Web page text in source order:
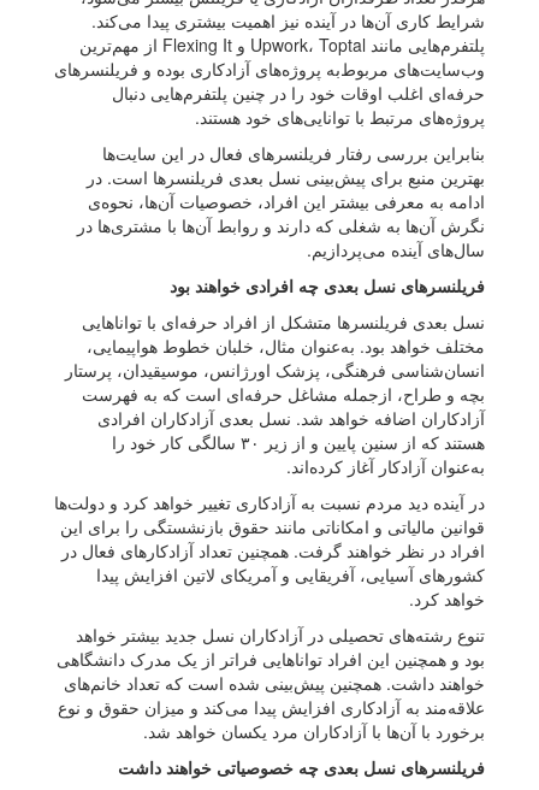
شرایط کاری آن‌ها در آینده نیز اهمیت بیشتری پیدا می‌کند.
پلتفرم‌هایی مانند Upwork، Toptal و Flexing It از مهم‌ترین
وب‌سایت‌های مربوط‌به پروژه‌های آزادکاری بوده و فریلنسرهای
حرفه‌ای اغلب اوقات خود را در چنین پلتفرم‌هایی دنبال
پروژه‌های مرتبط با توانایی‌های خود هستند.
بنابراین بررسی رفتار فریلنسرهای فعال در این سایت‌ها
بهترین منبع برای پیش‌بینی نسل بعدی فریلنسرها است. در
ادامه به معرفی بیشتر این افراد، خصوصیات آن‌ها، نحوه‌ی
نگرش آ‌ن‌ها به شغلی که دارند و روابط آن‌ها با مشتری‌ها در
سال‌های آینده می‌پردازیم.
فریلنسرهای نسل بعدی چه افرادی خواهند بود
نسل بعدی فریلنسرها متشکل از افراد حرفه‌ای با تواناهایی
مختلف خواهد بود. به‌عنوان مثال، خلبان خطوط هواپیمایی،
انسان‌شناسی فرهنگی، پزشک اورژانس، موسیقیدان، پرستار
بچه و طراح، ازجمله مشاغل حرفه‌ای است که به فهرست
آزادکاران اضافه خواهد شد. نسل بعدی آزادکاران افرادی
هستند که از سنین پایین و از زیر ۳۰ سالگی کار خود را
به‌عنوان آزادکار آغاز کرده‌اند.
در آینده دید مردم نسبت به آزادکاری تغییر خواهد کرد و دولت‌ها
قوانین مالیاتی و امکاناتی مانند حقوق بازنشستگی را برای این
افراد در نظر خواهند گرفت. همچنین تعداد آزادکارهای فعال در
کشورهای آسیایی، آفریقایی و آمریکای لاتین افزایش پیدا
خواهد کرد.
تنوع رشته‌های تحصیلی در آزادکاران نسل جدید بیشتر خواهد
بود و همچنین این افراد تواناهایی فراتر از یک مدرک دانشگاهی
خواهند داشت. همچنین پیش‌بینی شده است که تعداد خانم‌های
علاقه‌مند به آزادکاری افزایش پیدا می‌کند و میزان حقوق و نوع
برخورد با آن‌ها با آزادکاران مرد یکسان خواهد شد.
فریلنسرهای نسل بعدی چه خصوصیاتی خواهند داشت